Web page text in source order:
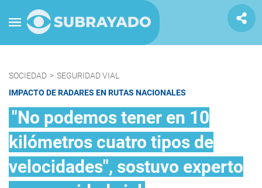
SOCIEDAD > SEGURIDAD VIAL
IMPACTO DE RADARES EN RUTAS NACIONALES
"No podemos tener en 10
kilómetros cuatro tipos de
velocidades", sostuvo experto